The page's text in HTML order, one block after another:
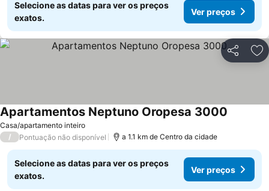
Selecione as datas para ver os preços
exatos.
Ver preços
Partilhar
Casa/apartamento inteiro
Apartamentos Neptuno Oropesa 3000
/ Pontuação não disponível a 1.1 km de Centro da cidade
Selecione as datas para ver os preços
exatos.
Ver preços